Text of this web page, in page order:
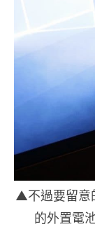
▲不過要留意
的外置電